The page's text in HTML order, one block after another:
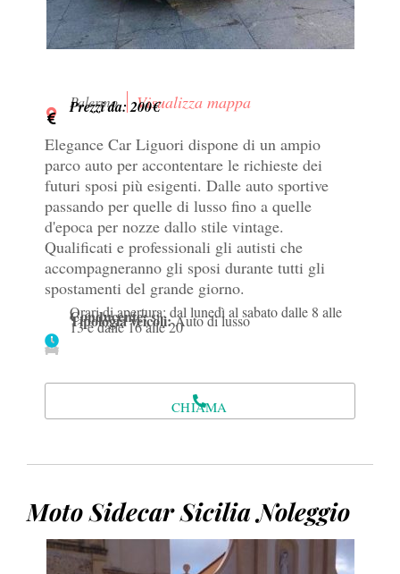
Palermo Visualizza mappa
Prezzi da: 200€
Elegance Car Liguori dispone di un ampio
parco auto per accontentare le richieste dei
futuri sposi più esigenti. Dalle auto sportive
passando per quelle di lusso fino a quelle
d'epoca per nozze dallo stile vintage.
Qualificati e professionali gli autisti che
accompagneranno gli sposi durante tutti gli
spostamenti del grande giorno.
Conducente:si
Tipologia veicoli:Auto di lusso
Orari di apertura: dal lunedì al sabato dalle 8 alle
13 e dalle 16 alle 20
CHIAMA
Moto Sidecar Sicilia Noleggio